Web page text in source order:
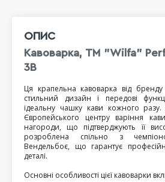
ОПИС
Кавоварка, TM "Wilfa"
3B
Ця крапельна кавоварка від
стильний дизайн і передові
ідеальну чашку кави кожного
Європейського центру варіння
нагороди, що підтверджують її
розроблена спільно з
Вендельбоє, що гарантує
деталі.
Основні особливості цієї кавоварки